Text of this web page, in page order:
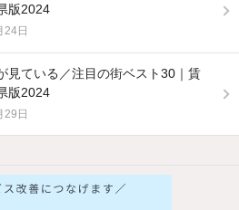
版2024
24日
見ている／注目の街ベスト30｜賃
版2024
29日